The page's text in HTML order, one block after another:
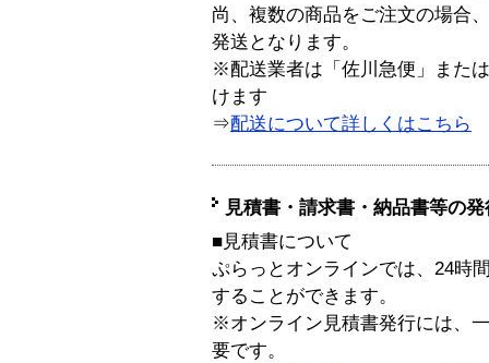
尚、複数の商品をご注文の場合
発送となります。
※配送業者は「佐川急便」また
けます
⇒配送について詳しくはこちら
見積書・請求書・納品書等の
■見積書について
ぷらっとオンラインでは、24時
することができます。
※オンライン見積書発行には、
要です。